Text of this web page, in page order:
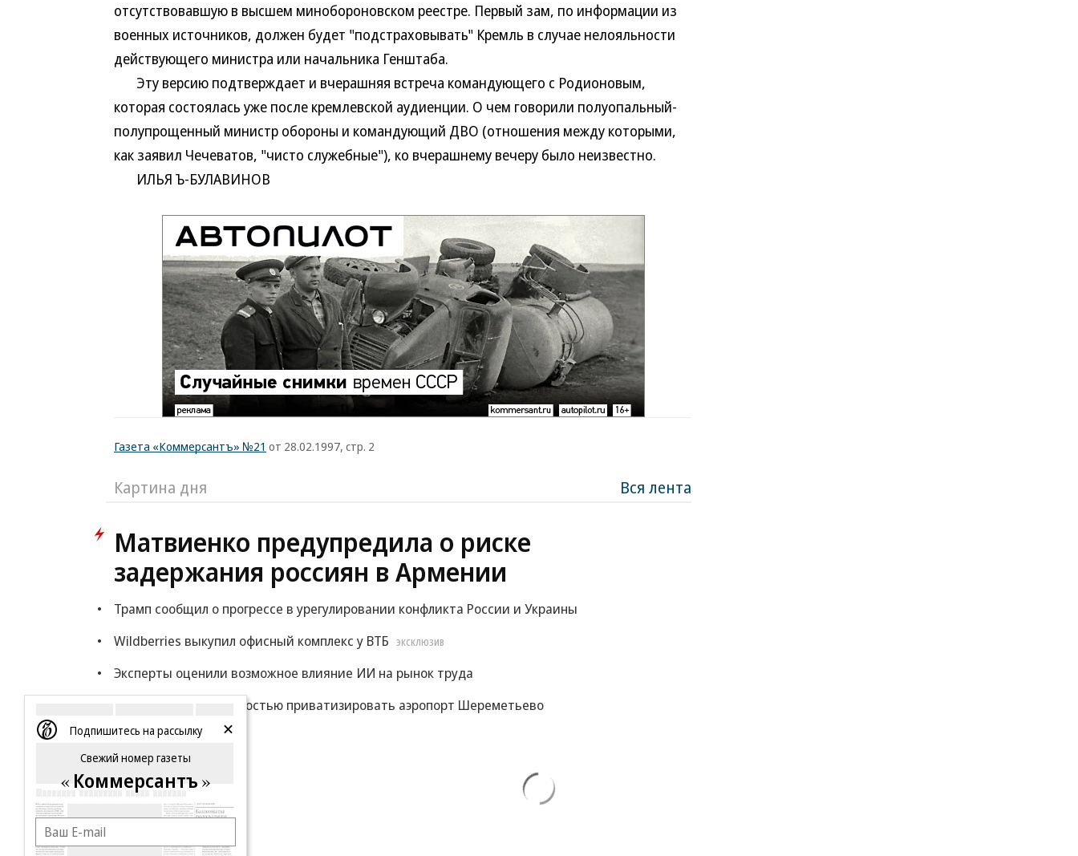
отсутствовавшую в высшем минобороновском реестре. Первый зам, по информации из
военных источников, должен будет "подстраховывать" Кремль в случае нелояльности
действующего министра или начальника Генштаба.
Эту версию подтверждает и вчерашняя встреча командующего с Родионовым,
которая состоялась уже после кремлевской аудиенции. О чем говорили полуопальный-
полупрощенный министр обороны и командующий ДВО (отношения между которыми,
как заявил Чечеватов, "чисто служебные"), ко вчерашнему вечеру было неизвестно.
ИЛЬЯ Ъ-БУЛАВИНОВ
Газета «Коммерсантъ» №21 от 28.02.1997, стр. 2
Картина дня Вся лента
Матвиенко предупредила о риске
задержания россиян в Армении
Трамп сообщил о прогрессе в урегулировании конфликта России и Украины
Wildberries выкупил офисный комплекс у ВТБ
ЭКСКЛЮЗИВ
Эксперты оценили возможное влияние ИИ на рынок труда
Путин разрешил полностью приватизировать аэропорт Шереметьево
Еще
Подпишитесь на рассылку
Свежий номер газеты
Коммерсантъ